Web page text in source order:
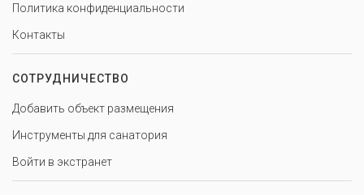
Политика конфиденциальности
Контакты
СОТРУДНИЧЕСТВО
Добавить объект размещения
Инструменты для санатория
Войти в экстранет